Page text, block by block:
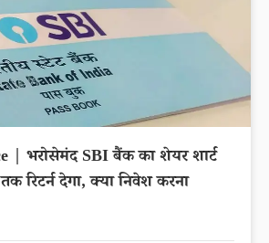
| भरोसेमंद SBI बैंक का शेयर शार्ट